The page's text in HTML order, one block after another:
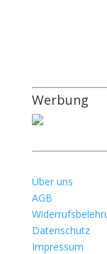
Werbung
Über uns
AGB
Datenschutz
Impressum